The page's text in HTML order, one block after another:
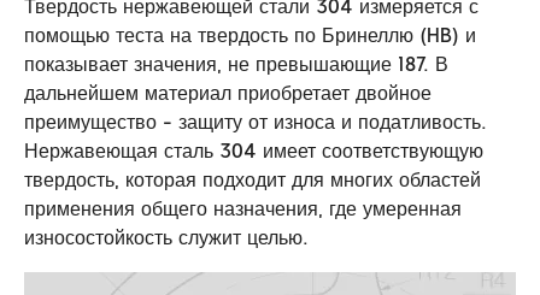
Твердость нержавеющей стали 304 измеряется с
помощью теста на твердость по Бринеллю (HB) и
показывает значения, не превышающие 187. В
дальнейшем материал приобретает двойное
преимущество - защиту от износа и податливость.
Нержавеющая сталь 304 имеет соответствующую
твердость, которая подходит для многих областей
применения общего назначения, где умеренная
износостойкость служит целью.